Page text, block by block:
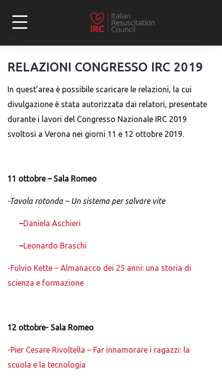
RELAZIONI CONGRESSO IRC 2019
In quest’area è possibile scaricare le relazioni, la cui
divulgazione è stata autorizzata dai relatori, presentate
durante i lavori del Congresso Nazionale IRC 2019
svoltosi a Verona nei giorni 11 e 12 ottobre 2019.
11 ottobre – Sala Romeo
-Tavola rotonda – Un sistema per salvare vite
–Daniela Aschieri
–Leonardo Braschi
-Fulvio Kette – Almanacco dei 25 anni: una storia di
scienza e formazione
12 ottobre- Sala Romeo
-Pier Cesare Rivoltella – Far innamorare i ragazzi: la
scuola e la tecnologia